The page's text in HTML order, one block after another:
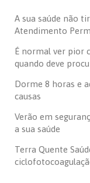
A sua saúde não
Atendimento
É normal ver pior
quando deve
Dorme 8 horas e
causas
Verão em
a sua saúde
Terra Quente